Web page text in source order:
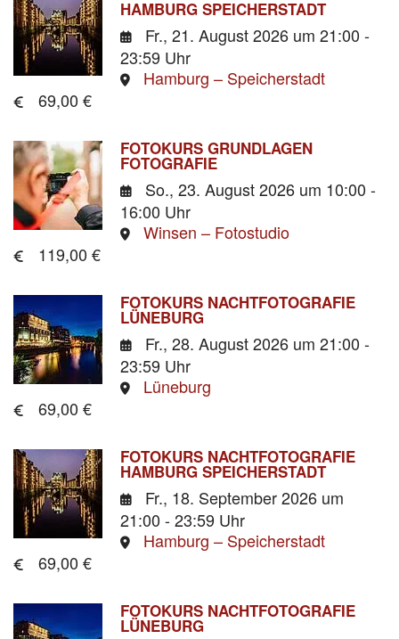
HAMBURG SPEICHERSTADT
Fr., 21. August 2026 um 21:00 -
23:59 Uhr
Hamburg – Speicherstadt
69,00 €
FOTOKURS GRUNDLAGEN
FOTOGRAFIE
So., 23. August 2026 um 10:00 -
16:00 Uhr
Winsen – Fotostudio
119,00 €
FOTOKURS NACHTFOTOGRAFIE
LÜNEBURG
Fr., 28. August 2026 um 21:00 -
23:59 Uhr
Lüneburg
69,00 €
FOTOKURS NACHTFOTOGRAFIE
HAMBURG SPEICHERSTADT
Fr., 18. September 2026 um
21:00 - 23:59 Uhr
Hamburg – Speicherstadt
69,00 €
FOTOKURS NACHTFOTOGRAFIE
LÜNEBURG